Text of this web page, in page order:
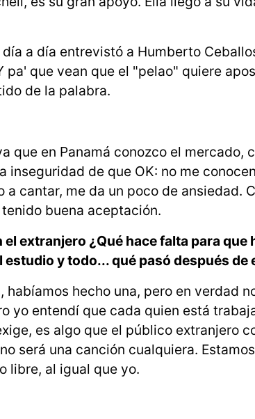
a día entrevistó a Humberto
pa' que vean que el "pelao" quiere
de la palabra.
que en Panamá conozco el mercado,
de que OK: no me
cantar, me da un poco de ansiedad.
buena aceptación.
extranjero ¿Qué hace falta para que
y todo... qué pasó después de
hecho una, pero en verdad
yo entendí que cada quien está
es algo que el público extranjero
será una canción cualquiera.
libre, al igual que yo.